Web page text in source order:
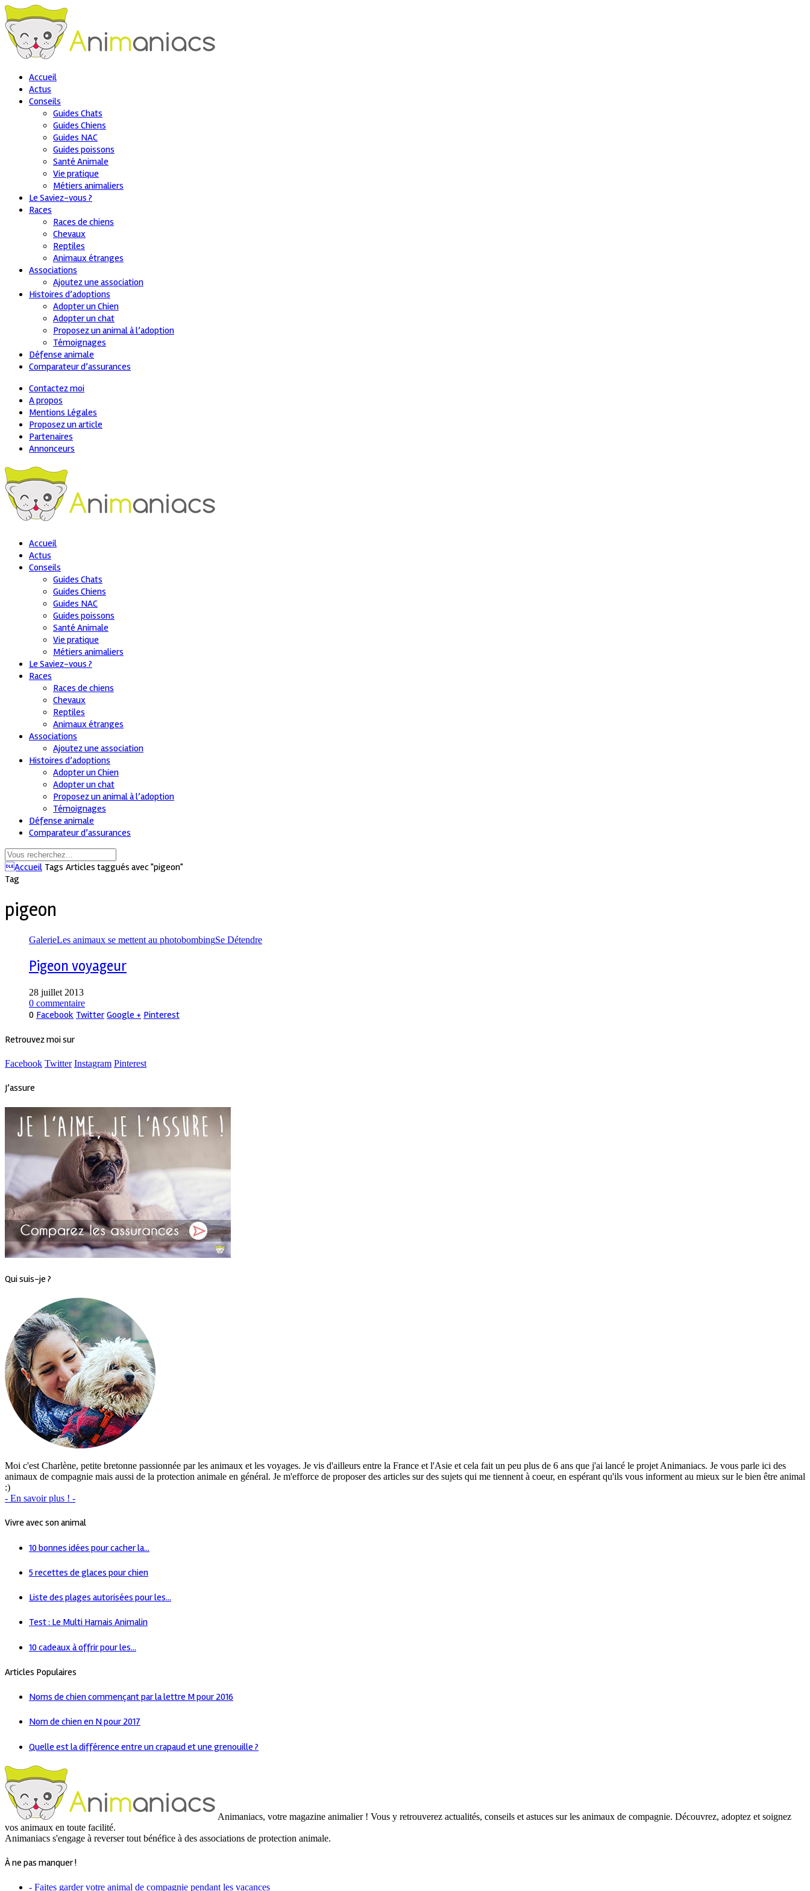
Accueil
Actus
Conseils
Guides Chats
Guides Chiens
Guides NAC
Guides poissons
Santé Animale
Vie pratique
Métiers animaliers
Le Saviez-vous ?
Races
Races de chiens
Chevaux
Reptiles
Animaux étranges
Associations
Ajoutez une association
Histoires d’adoptions
Adopter un Chien
Adopter un chat
Proposez un animal à l’adoption
Témoignages
Défense animale
Comparateur d’assurances
Contactez moi
A propos
Mentions Légales
Proposez un article
Partenaires
Annonceurs
Accueil
Actus
Conseils
Guides Chats
Guides Chiens
Guides NAC
Guides poissons
Santé Animale
Vie pratique
Métiers animaliers
Le Saviez-vous ?
Races
Races de chiens
Chevaux
Reptiles
Animaux étranges
Associations
Ajoutez une association
Histoires d’adoptions
Adopter un Chien
Adopter un chat
Proposez un animal à l’adoption
Témoignages
Défense animale
Comparateur d’assurances
Accueil Tags Articles taggués avec "pigeon"
Tag
pigeon
GalerieLes animaux se mettent au photobombingSe Détendre
Pigeon voyageur
28 juillet 2013
0 commentaire
0 Facebook Twitter Google + Pinterest
Retrouvez moi sur
Facebook Twitter Instagram Pinterest
J’assure
Qui suis-je ?
Moi c'est Charlène, petite bretonne passionnée par les animaux et les voyages. Je vis d'ailleurs entre la France et l'Asie et cela fait un peu plus de 6 ans que j'ai lancé le projet Animaniacs. Je vous parle ici des
animaux de compagnie mais aussi de la protection animale en général. Je m'efforce de proposer des articles sur des sujets qui me tiennent à coeur, en espérant qu'ils vous informent au mieux sur le bien être animal
:)
- En savoir plus ! -
Vivre avec son animal
10 bonnes idées pour cacher la...
5 recettes de glaces pour chien
Liste des plages autorisées pour les...
Test : Le Multi Harnais Animalin
10 cadeaux à offrir pour les...
Articles Populaires
Noms de chien commençant par la lettre M pour 2016
Nom de chien en N pour 2017
Quelle est la différence entre un crapaud et une grenouille ?
Animaniacs, votre magazine animalier ! Vous y retrouverez actualités, conseils et astuces sur les animaux de compagnie. Découvrez, adoptez et soignez
vos animaux en toute facilité.
Animaniacs s'engage à reverser tout bénéfice à des associations de protection animale.
À ne pas manquer !
- Faites garder votre animal de compagnie pendant les vacances